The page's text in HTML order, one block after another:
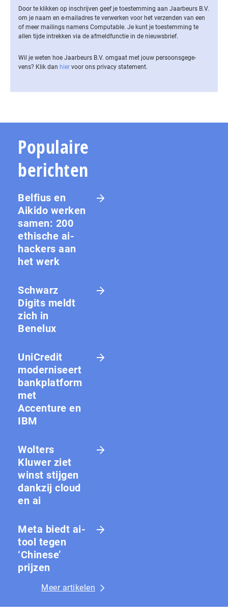
Door te klikken op inschrijven geef je toestemming aan Jaarbeurs B.V.
om je naam en e-mailadres te verwerken voor het verzenden van een
of meer mailings namens Computable. Je kunt je toestemming te
allen tijde intrekken via de af­meld­func­tie in de nieuwsbrief.
Wil je weten hoe Jaarbeurs B.V. omgaat met jouw per­soons­ge­ge­
vens? Klik dan hier voor ons privacy statement.
Populaire
berichten
Belfius en
Aikido werken
samen: 200
ethische ai-
hackers aan
het werk
Schwarz
Digits meldt
zich in
Benelux
UniCredit
moderniseert
bankplatform
met
Accenture en
IBM
Wolters
Kluwer ziet
winst stijgen
dankzij cloud
en ai
Meta biedt ai-
tool tegen
‘Chinese’
prijzen
Meer artikelen